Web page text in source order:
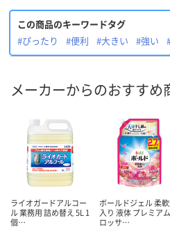
この商品のキーワードタグ
#ぴったり
#便利 #大きい #強い
メーカーからのおすすめ
ライオガードアルコー
ル 業務用 詰め替え 5L 1
個…
ボールドジェル 柔
入り 液体 プレミア
ロッサ…